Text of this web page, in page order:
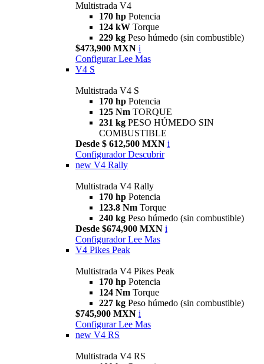
Multistrada V4
170 hp Potencia
124 kW Torque
229 kg Peso húmedo (sin combustible)
$473,900 MXN i
Configurar Lee Mas
V4 S
Multistrada V4 S
170 hp Potencia
125 Nm TORQUE
231 kg PESO HÚMEDO SIN
COMBUSTIBLE
Desde $ 612,500 MXN i
Configurador Descubrir
new V4 Rally
Multistrada V4 Rally
170 hp Potencia
123.8 Nm Torque
240 kg Peso húmedo (sin combustible)
Desde $674,900 MXN i
Configurador Lee Mas
V4 Pikes Peak
Multistrada V4 Pikes Peak
170 hp Potencia
124 Nm Torque
227 kg Peso húmedo (sin combustible)
$745,900 MXN i
Configurar Lee Mas
new V4 RS
Multistrada V4 RS